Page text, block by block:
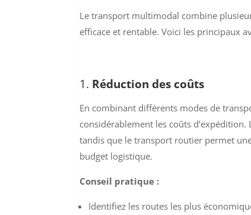
Le transport multimodal combine
efficace et rentable. Voici les principaux
1. Réduction des coûts
En combinant différents modes de
considérablement les coûts
tandis que le transport routier permet
budget logistique.
Conseil pratique :
Identifiez les routes les plus